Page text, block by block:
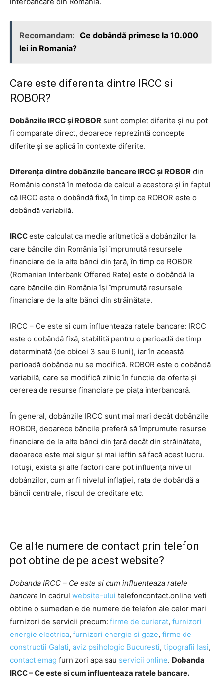
Recomandam: Ce dobândă primesc la 10.000
lei in Romania?
Care este diferenta dintre IRCC si
ROBOR?
Dobânzile IRCC și ROBOR sunt complet diferite și nu pot
fi comparate direct, deoarece reprezintă concepte
diferite și se aplică în contexte diferite.
Diferența dintre dobânzile bancare IRCC și ROBOR din
România constă în metoda de calcul a acestora și în faptul
că IRCC este o dobândă fixă, în timp ce ROBOR este o
dobândă variabilă.
IRCCeste calculat ca medie aritmetică a dobânzilor la
care băncile din România își împrumută resursele
financiare de la alte bănci din țară, în timp ce ROBOR
(Romanian Interbank Offered Rate) este o dobândă la
care băncile din România își împrumută resursele
financiare de la alte bănci din străinătate.
IRCC – Ce este si cum influenteaza ratele bancare: IRCC
este o dobândă fixă, stabilită pentru o perioadă de timp
determinată (de obicei 3 sau 6 luni), iar în această
perioadă dobânda nu se modifică. ROBOR este o dobândă
variabilă, care se modifică zilnic în funcție de oferta și
cererea de resurse financiare pe piața interbancară.
În general, dobânzile IRCC sunt mai mari decât dobânzile
ROBOR, deoarece băncile preferă să împrumute resurse
financiare de la alte bănci din țară decât din străinătate,
deoarece este mai sigur și mai ieftin să facă acest lucru.
Totuși, există și alte factori care pot influența nivelul
dobânzilor, cum ar fi nivelul inflației, rata de dobândă a
băncii centrale, riscul de creditare etc.
Ce alte numere de contact prin telefon
pot obtine de pe acest website?
Dobanda IRCC – Ce este si cum influenteaza ratele
bancare In cadrul website-ului telefoncontact.online veti
obtine o sumedenie de numere de telefon ale celor mari
furnizori de servicii precum: firme de curierat, furnizori
energie electrica, furnizori energie si gaze, firme de
constructii Galati, aviz psihologic Bucuresti, tipografii Iasi,
contact emag furnizori apa sau servicii online. Dobanda
IRCC – Ce este si cum influenteaza ratele bancare.